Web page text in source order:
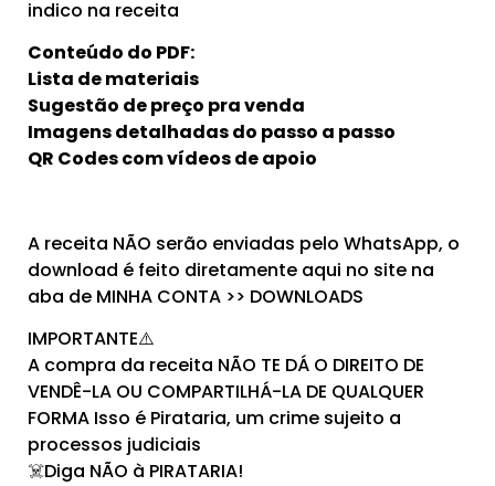
indico na receita
Conteúdo do PDF:
Lista de materiais
Sugestão de preço pra venda
Imagens detalhadas do passo a passo
QR Codes com vídeos de apoio
A receita NÃO serão enviadas pelo WhatsApp, o
download é feito diretamente aqui no site na
aba de MINHA CONTA >> DOWNLOADS
IMPORTANTE⚠️
A compra da receita NÃO TE DÁ O DIREITO DE
VENDÊ-LA OU COMPARTILHÁ-LA DE QUALQUER
FORMA Isso é Pirataria, um crime sujeito a
processos judiciais
☠️Diga NÃO à PIRATARIA!